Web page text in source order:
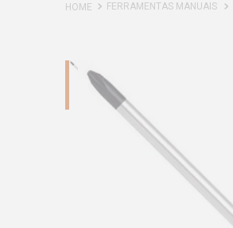
FERRAMENTAS MANUAIS